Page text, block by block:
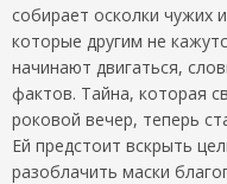
собирает осколки чужих
которые другим не
начинают двигаться,
фактов. Тайна, которая
роковой вечер, теперь
Ей предстоит вскрыть
разоблачить маски